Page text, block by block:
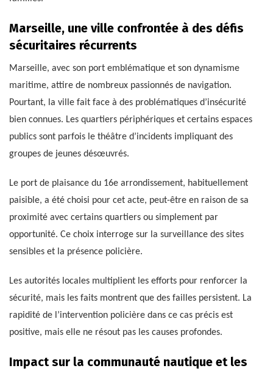
Marseille, une ville confrontée à des défis
sécuritaires récurrents
Marseille, avec son port emblématique et son dynamisme
maritime, attire de nombreux passionnés de navigation.
Pourtant, la ville fait face à des problématiques d’insécurité
bien connues. Les quartiers périphériques et certains espaces
publics sont parfois le théâtre d’incidents impliquant des
groupes de jeunes désœuvrés.
Le port de plaisance du 16e arrondissement, habituellement
paisible, a été choisi pour cet acte, peut-être en raison de sa
proximité avec certains quartiers ou simplement par
opportunité. Ce choix interroge sur la surveillance des sites
sensibles et la présence policière.
Les autorités locales multiplient les efforts pour renforcer la
sécurité, mais les faits montrent que des failles persistent. La
rapidité de l’intervention policière dans ce cas précis est
positive, mais elle ne résout pas les causes profondes.
Impact sur la communauté nautique et les